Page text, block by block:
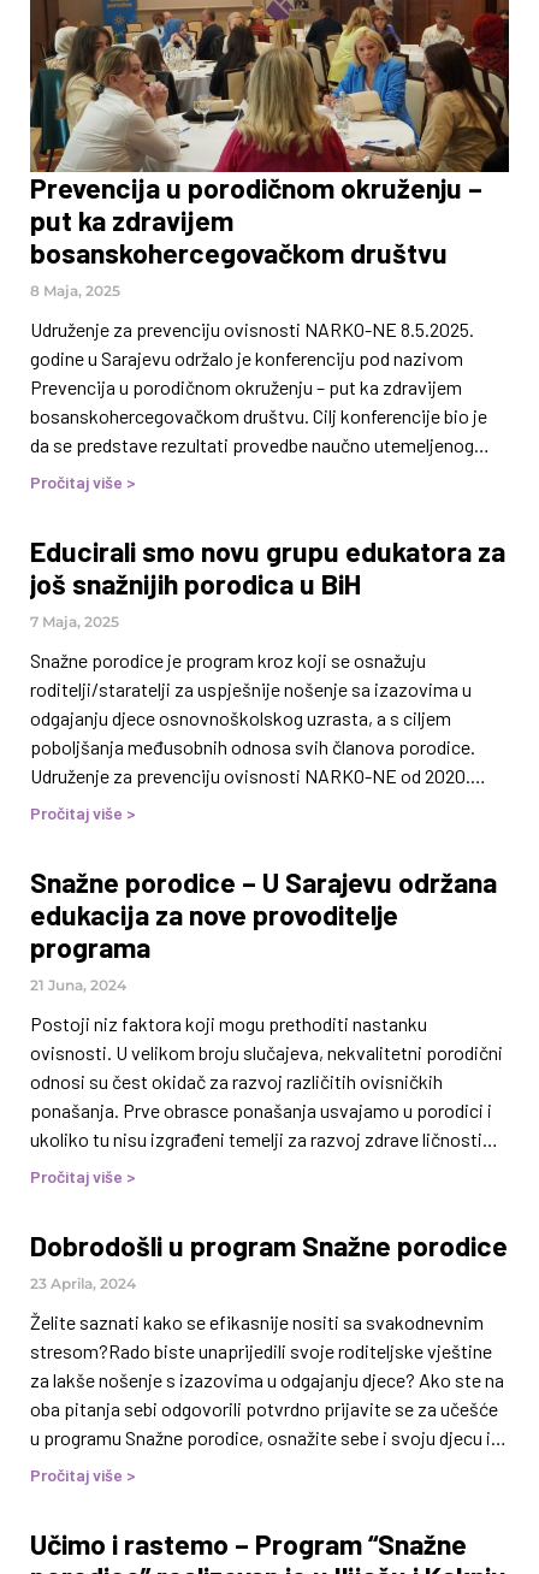
suočavaju s brojnim društvenim, ekonomskim i
psihološkim
Prevencija u porodičnom okruženju –
put ka zdravijem
bosanskohercegovačkom društvu
8 Maja, 2025
Udruženje za prevenciju ovisnosti NARKO-NE 8.5.2025.
godine u Sarajevu održalo je konferenciju pod nazivom
Prevencija u porodičnom okruženju – put ka zdravijem
bosanskohercegovačkom društvu. Cilj konferencije bio je
da se predstave rezultati provedbe naučno utemeljenog
preventivnog programa Snažne porodice kojeg Udruženje
bio i okupiti stručnjake iz različitih institucija i organizacija
koji rade sa porodicama kako bi razmijenili iskustva,
izazove u radu i dobre prakse, te bili podrška jedni drugima.
Pročitaj više >
Educirali smo novu grupu edukatora za
još snažnijih porodica u BiH
7 Maja, 2025
Snažne porodice je program kroz koji se osnažuju
roditelji/staratelji za uspješnije nošenje sa izazovima u
odgajanju djece osnovnoškolskog uzrasta, a s ciljem
poboljšanja međusobnih odnosa svih članova porodice.
Udruženje za prevenciju ovisnosti NARKO-NE od 2020.
godine provodi program u Kantonu Sarajevo zajedno sa
zajednica i gradova koji rade s djecom i porodicama kako bi
se obuhvatio što veći broj porodica u BiH. Program se
implementira još u Brezi, Kaknju, Zenici, Maglaju, Tuzli,
Kalesiji i Livnu. Edukacija za nove
Pročitaj više >
Snažne porodice – U Sarajevu održana
edukacija za nove provoditelje
programa
21 Juna, 2024
Postoji niz faktora koji mogu prethoditi nastanku
ovisnosti. U velikom broju slučajeva, nekvalitetni porodični
odnosi su čest okidač za razvoj različitih ovisničkih
ponašanja. Prve obrasce ponašanja usvajamo u porodici i
ukoliko tu nisu izgrađeni temelji za razvoj zdrave ličnosti
djeteta, ličnosti koja se zna oduprijeti pritisku i suočiti sa
je važnost kvalitetnih porodičnih odnosa kao glavnog
zaštitnog faktora u prevenciji ovisnosti, te upravo zbog
toga provodi program Snažne porodice kojem je cilj
unaprijediti vještine porodice i
Pročitaj više >
Dobrodošli u program Snažne porodice
23 Aprila, 2024
Želite saznati kako se efikasnije nositi sa svakodnevnim
stresom?Rado biste unaprijedili svoje roditeljske vještine
za lakše nošenje s izazovima u odgajanju djece? Ako ste na
oba pitanja sebi odgovorili potvrdno prijavite se za učešće
u programu Snažne porodice, osnažite sebe i svoju djecu i
unaprijedite mentalno zdravlja svih članova porodice.
prevenirate rizične oblike ponašanja kod svoje djece.Efekti
Pročitaj više >
Učimo i rastemo – Program “Snažne